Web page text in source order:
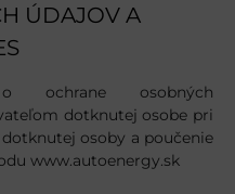
ÚDAJOV A
ochrane osobných
dotknutej osobe pri
osoby a poučenie
www.autoenergy.sk